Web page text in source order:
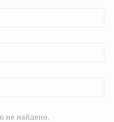
не найдено.